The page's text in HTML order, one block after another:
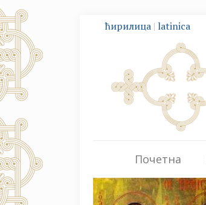
ћирилица | latinica
Почетна